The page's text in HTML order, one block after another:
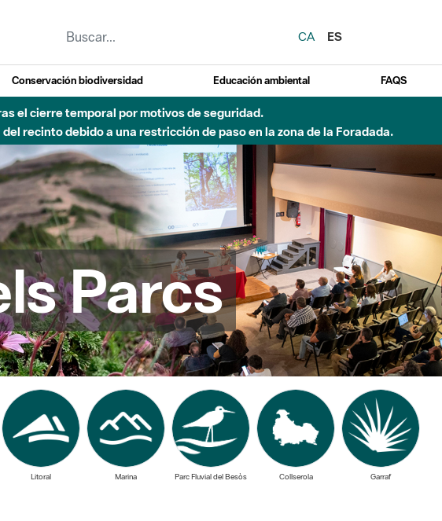
CA
ES
Conservación biodiversidad Educación ambiental FAQS
Fluvial del Besòs por lluvias intensas.
Parcs
Litoral Marina Parc Fluvial del Besòs Collserola Garraf